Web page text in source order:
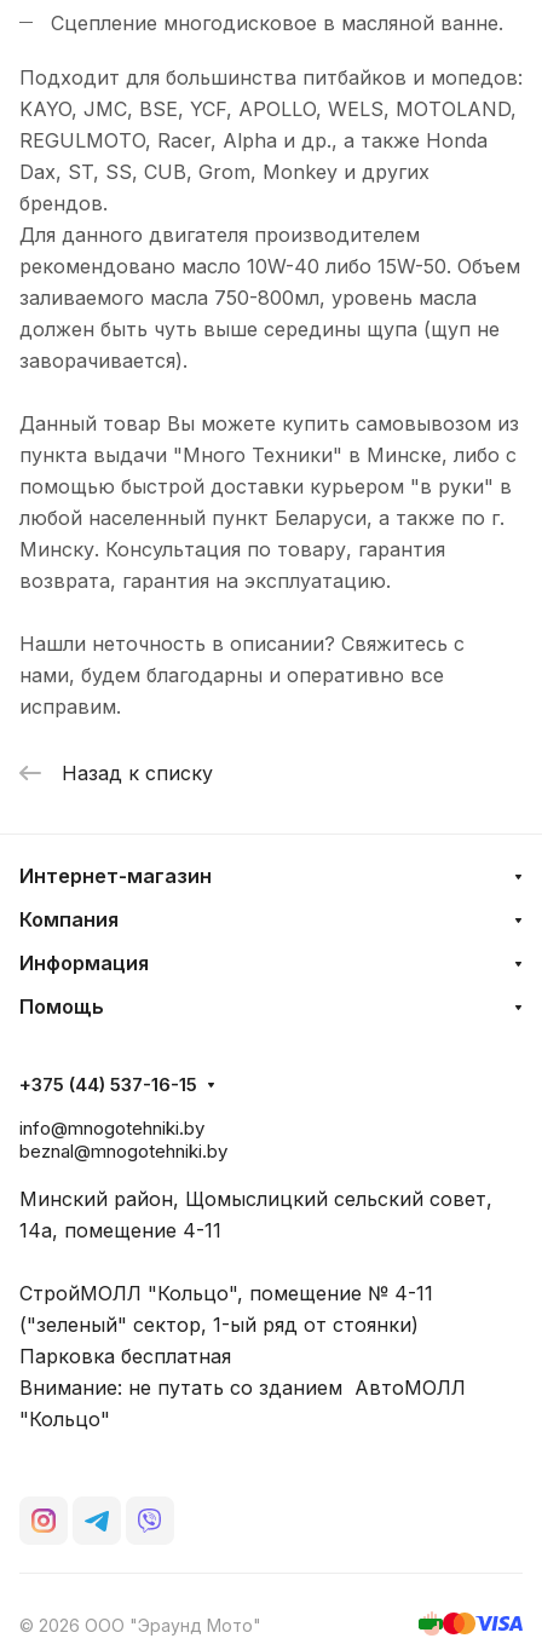
Сцепление многодисковое в масляной ванне.
Подходит для большинства питбайков и мопедов:
KAYO, JMC, BSE, YCF, APOLLO, WELS, MOTOLAND,
REGULMOTO, Racer, Alpha и др., а также Honda
Dax, ST, SS, CUB, Grom, Monkey и других
брендов.
Для данного двигателя производителем
рекомендовано масло 10W-40 либо 15W-50. Объем
заливаемого масла 750-800мл, уровень масла
должен быть чуть выше середины щупа (щуп не
заворачивается).
Данный товар Вы можете купить самовывозом из
пункта выдачи "Много Техники" в Минске, либо с
помощью быстрой доставки курьером "в руки" в
любой населенный пункт Беларуси, а также по г.
Минску. Консультация по товару, гарантия
возврата, гарантия на эксплуатацию.
Нашли неточность в описании? Свяжитесь с
нами, будем благодарны и оперативно все
исправим.
Назад к списку
Интернет-магазин
Компания
Информация
Помощь
+375 (44) 537-16-15
info@mnogotehniki.by
beznal@mnogotehniki.by
Минский район, Щомыслицкий сельский совет,
14а, помещение 4-11
СтройМОЛЛ "Кольцо", помещение № 4-11
("зеленый" сектор, 1-ый ряд от стоянки)
Парковка бесплатная
Внимание: не путать со зданием АвтоМОЛЛ
"Кольцо"
© 2026 ООО "Эраунд Мото"